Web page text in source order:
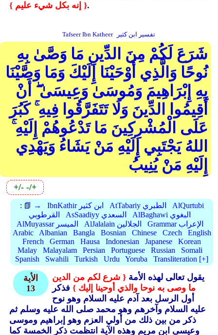
{ إنه بكل شيء عليم }.
Tafseer Ibn Katheer تفسير ابن كثير
شَرَعَ لَكُمْ مِنَ الدِّينِ مَا وَصَّىٰ بِهِ
نُوحًا وَالَّذِي أَوْحَيْنَا إِلَيْكَ وَمَا وَصَّيْنَا
بِهِ إِبْرَاهِيمَ وَمُوسَىٰ وَعِيسَىٰ ۖ أَنْ
أَقِيمُوا الدِّينَ وَلَا تَتَفَرَّقُوا فِيهِ ۚ كَبُرَ
عَلَى الْمُشْرِكِينَ مَا تَدْعُوهُمْ إِلَيْهِ ۚ
اللهُ يَجْتَبِي إِلَيْهِ مَنْ يَشَاءُ وَيَهْدِي
إِلَيْهِ مَنْ يُنِيبُ
+/- -/+
: 📗 → IbnKathir ابن كثير AtTabariy الطبري
AlQurtubi
القرطوبي
AsSaadiyy السعدي
AlBaghawi البغوي
AlMuyassar الميسر
AlJalalain الجلالين
Grammar الإعراب
Arabic
Albanian Bangla Bosnian Chinese Czech
English
French
German Hausa Indonesian Japanese
Korean
Malay
Malayalam Persian Portuguese Russian
Somali
Spanish
Swahili Turkish Urdu Yoruba Transliteration [+]
الأية
13
يقول تعالى لهذه الأمة { شرع لكم من الدين
ما وصى به نوحا والذي أوحينا إليك }فذكر
أول الرسل بعد آدم عليه السلام وهو نوح
عليه السلام وآخرهم وهو محمد صلى الله عليه وسلم ثم
ذكر من بين ذلك من أولي العزم وهو إبراهيم وموسى
وعيسى ابن مريم وهذه الآية انتظمت ذكر الخمسة كما